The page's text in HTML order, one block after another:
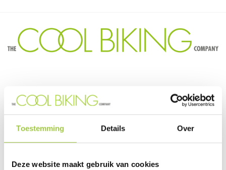
Toestemming Details Over
Deze website maakt gebruik van cookies
1121 ND Landsmeer